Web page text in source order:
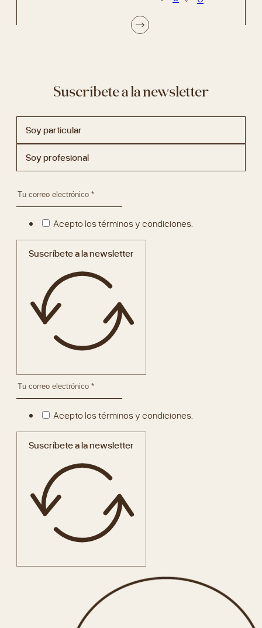
Suscríbete a la newsletter
Soy particular
Soy profesional
Acepto los términos y condiciones.
Suscríbete a la newsletter
Acepto los términos y condiciones.
Suscríbete a la newsletter